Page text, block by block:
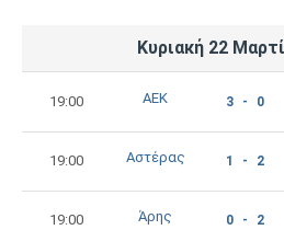
Κυριακή 22
19:00 ΑΕΚ 3 - 0
19:00 Αστέρας 1 - 2
19:00 Άρης 0 - 2